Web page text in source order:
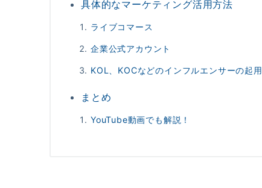
具体的なマーケティング活用方法
ライブコマース
企業公式アカウント
KOL、KOCなどのインフルエンサーの起用
まとめ
YouTube動画でも解説！